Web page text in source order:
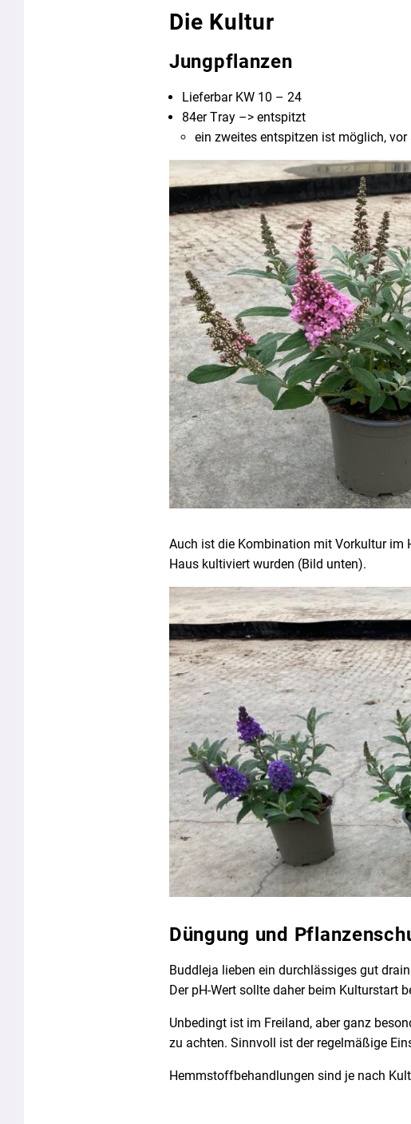
Die Kultur
Jungpflanzen
Lieferbar KW 10 – 24
84er Tray –> entspitzt
ein zweites entspitzen ist möglich,
Auch ist die Kombination mit Vorkultur im
Haus kultiviert wurden (Bild unten).
Düngung und
Buddleja lieben ein durchlässiges gut
Der pH-Wert sollte daher beim Kulturstart
Unbedingt ist im Freiland, aber ganz
zu achten. Sinnvoll ist der regelmäßige
Hemmstoffbehandlungen sind je nach